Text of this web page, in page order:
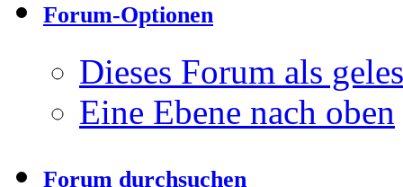
Forum-Optionen
Dieses Forum als
Eine Ebene nach oben
Forum durchsuchen